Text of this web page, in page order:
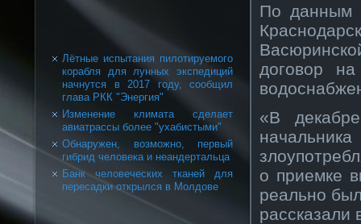
Лётные испытания пилотируемого
корабля для лунных экспедиций
начнутся в 2017 году, сообщил
глава РКК "Энергия"
Изменение климата сделает
авиатрассы более "ухабистыми"
Обнаружен, возможно, первый
гибрид человека и неандертальца
Банк человеческих тканей для
пересадки открылся в Молдове
По данным
договор
«В
о приемке
реально
рассказали